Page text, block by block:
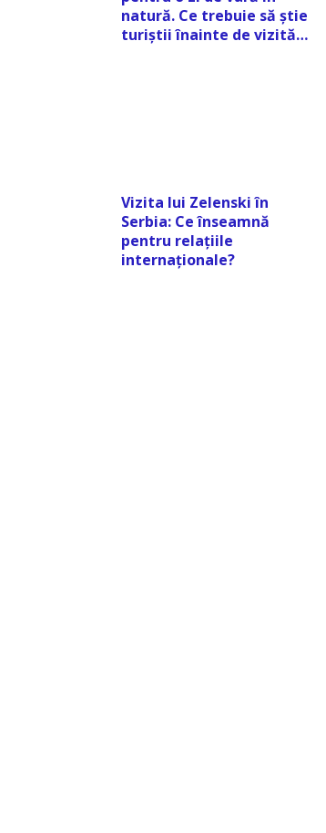
natură. Ce trebuie să știe
turiștii înainte de vizită…
Vizita lui Zelenski în
Serbia: Ce înseamnă
pentru relațiile
internaționale?